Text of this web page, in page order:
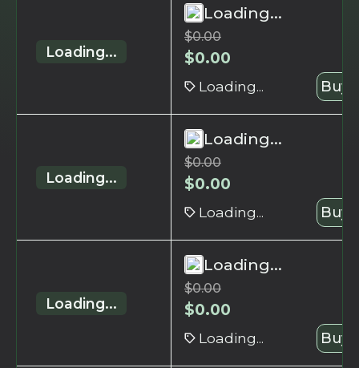
Loading...
Loading...
$0.00
$0.00
Loading... Buy
Loading...
Loading...
$0.00
$0.00
Loading... Buy
Loading...
Loading...
$0.00
$0.00
Loading... Buy